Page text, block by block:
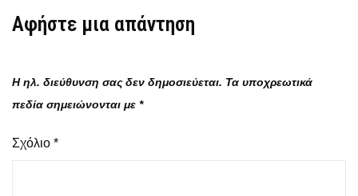
Αφήστε μια απάντηση
Η ηλ. διεύθυνση σας δεν δημοσιεύεται. Τα υποχρεωτικά
πεδία σημειώνονται με *
Σχόλιο *